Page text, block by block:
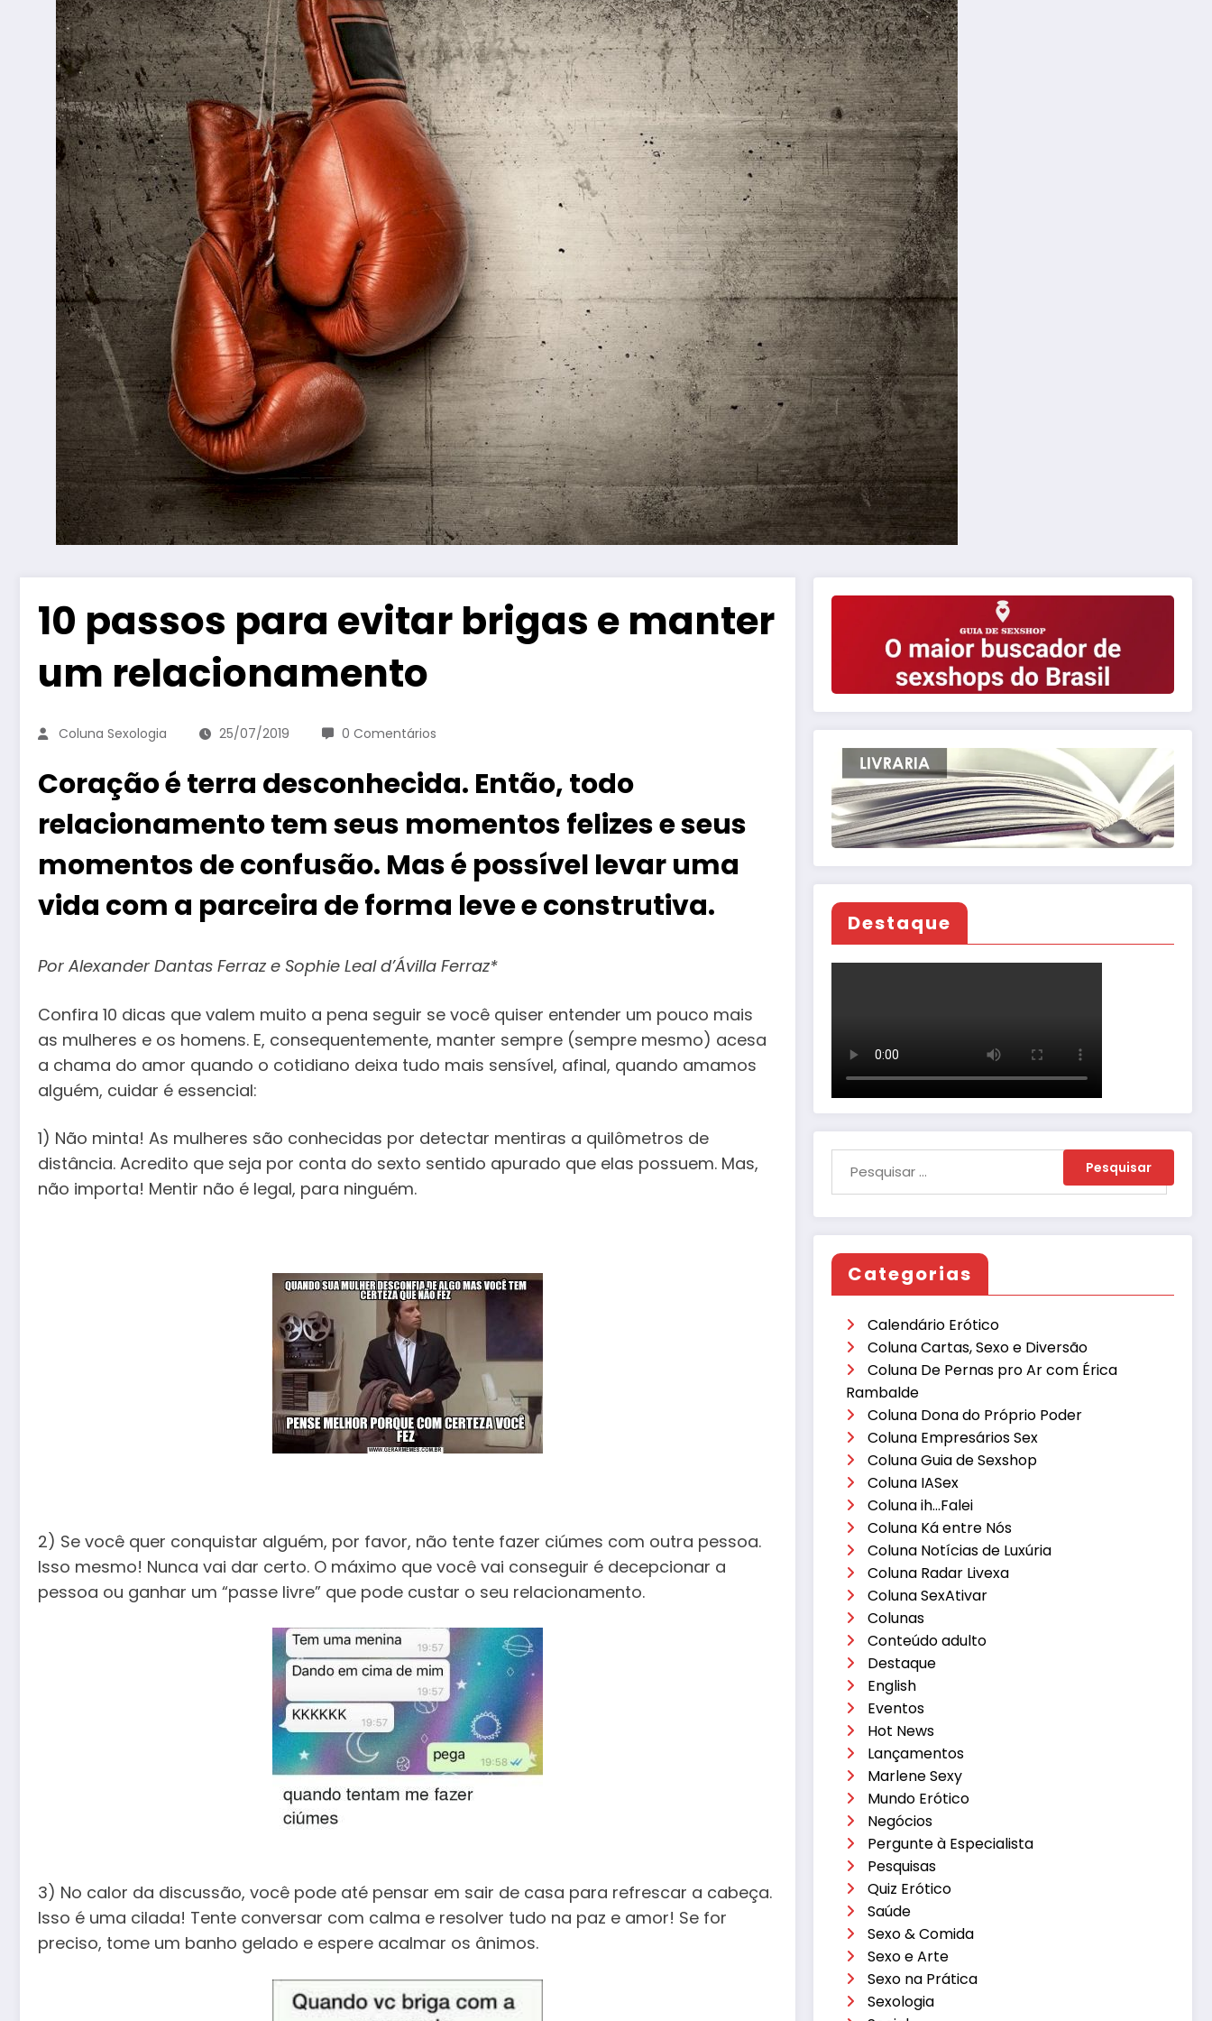
10 passos para evitar brigas e manter
um relacionamento
Coluna Sexologia 25/07/2019 0 Comentários
Coração é terra desconhecida. Então, todo
relacionamento tem seus momentos felizes e seus
momentos de confusão. Mas é possível levar uma
vida com a parceira de forma leve e construtiva.
Por Alexander Dantas Ferraz e Sophie Leal d’Ávilla Ferraz*
Confira 10 dicas que valem muito a pena seguir se você quiser entender um pouco mais
as mulheres e os homens. E, consequentemente, manter sempre (sempre mesmo) acesa
a chama do amor quando o cotidiano deixa tudo mais sensível, afinal, quando amamos
alguém, cuidar é essencial:
1) Não minta! As mulheres são conhecidas por detectar mentiras a quilômetros de
distância. Acredito que seja por conta do sexto sentido apurado que elas possuem. Mas,
não importa! Mentir não é legal, para ninguém.
2) Se você quer conquistar alguém, por favor, não tente fazer ciúmes com outra pessoa.
Isso mesmo! Nunca vai dar certo. O máximo que você vai conseguir é decepcionar a
pessoa ou ganhar um “passe livre” que pode custar o seu relacionamento.
3) No calor da discussão, você pode até pensar em sair de casa para refrescar a cabeça.
Isso é uma cilada! Tente conversar com calma e resolver tudo na paz e amor! Se for
preciso, tome um banho gelado e espere acalmar os ânimos.
Destaque
Categorias
Calendário Erótico
Coluna Cartas, Sexo e Diversão
Coluna De Pernas pro Ar com Érica
Rambalde
Coluna Dona do Próprio Poder
Coluna Empresários Sex
Coluna Guia de Sexshop
Coluna IASex
Coluna ih…Falei
Coluna Ká entre Nós
Coluna Notícias de Luxúria
Coluna Radar Livexa
Coluna SexAtivar
Colunas
Conteúdo adulto
Destaque
English
Eventos
Hot News
Lançamentos
Marlene Sexy
Mundo Erótico
Negócios
Pergunte à Especialista
Pesquisas
Quiz Erótico
Saúde
Sexo & Comida
Sexo e Arte
Sexo na Prática
Sexologia